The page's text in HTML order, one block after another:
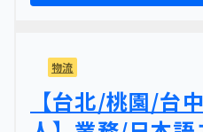
物流
【台北/桃園/台